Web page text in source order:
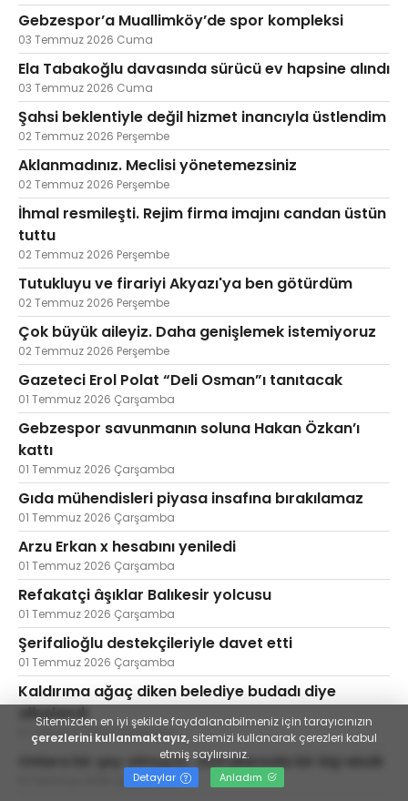
Gebzespor’a Muallimköy’de spor kompleksi
03 Temmuz 2026 Cuma
Ela Tabakoğlu davasında sürücü ev hapsine alındı
03 Temmuz 2026 Cuma
Şahsi beklentiyle değil hizmet inancıyla üstlendim
02 Temmuz 2026 Perşembe
Aklanmadınız. Meclisi yönetemezsiniz
02 Temmuz 2026 Perşembe
İhmal resmileşti. Rejim firma imajını candan üstün
tuttu
02 Temmuz 2026 Perşembe
Tutukluyu ve firariyi Akyazı'ya ben götürdüm
02 Temmuz 2026 Perşembe
Çok büyük aileyiz. Daha genişlemek istemiyoruz
02 Temmuz 2026 Perşembe
Gazeteci Erol Polat “Deli Osman”ı tanıtacak
01 Temmuz 2026 Çarşamba
Gebzespor savunmanın soluna Hakan Özkan’ı
kattı
01 Temmuz 2026 Çarşamba
Gıda mühendisleri piyasa insafına bırakılamaz
01 Temmuz 2026 Çarşamba
Arzu Erkan x hesabını yeniledi
01 Temmuz 2026 Çarşamba
Refakatçi âşıklar Balıkesir yolcusu
01 Temmuz 2026 Çarşamba
Şerifalioğlu destekçileriyle davet etti
01 Temmuz 2026 Çarşamba
Kaldırıma ağaç diken belediye budadı diye
alkışlandı
01 Temmuz 2026 Çarşamba
Onlara bir şey olmuyor. Sofralarında bir kişi eksik
01 Temmuz 2026 Çarşamba
Sitemizden en iyi şekilde faydalanabilmeniz için tarayıcınızın
çerezlerini kullanmaktayız, sitemizi kullanarak çerezleri kabul
etmiş saylırsınız.
Detaylar Anladım